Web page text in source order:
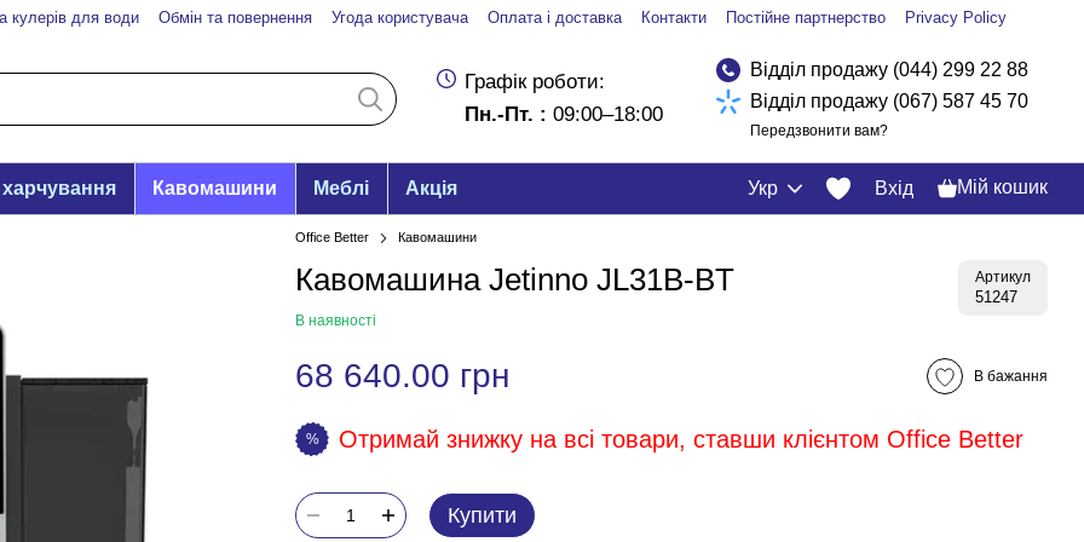
кулерів для води Обмін та повернення Угода користувача Оплата і доставка Контакти Постійне партнерство Privacy Policy
Графік роботи:
Пн.-Пт. : 09:00–18:00
Відділ продажу (044) 299 22 88
Відділ продажу (067) 587 45 70
Передзвонити вам?
Кавомашини Меблі Акція Укр Вхід Мій кошик
Office Better Кавомашини
Кавомашина Jetinno JL31B-BT Артикул
51247
В наявності
68 640.00 грн В бажання
% Отримай знижку на всі товари, ставши клієнтом Office Better
Купити